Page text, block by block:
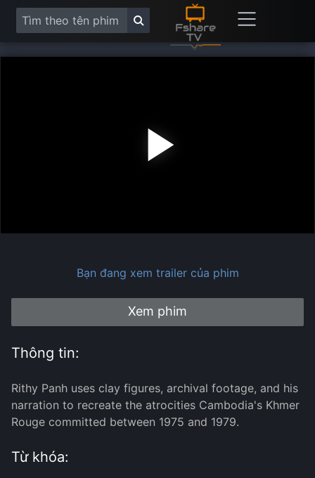
Bạn đang xem trailer của phim
Xem phim
Thông tin:
Rithy Panh uses clay figures, archival footage, and his
narration to recreate the atrocities Cambodia's Khmer
Rouge committed between 1975 and 1979.
Từ khóa: